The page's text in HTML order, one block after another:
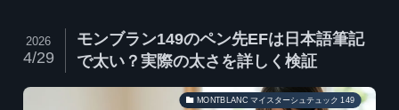
モンブラン149のペン先EFは日本語筆記
で太い？実際の太さを詳しく検証
2026
4/29
MONTBLANC マイスターシュテュック 149